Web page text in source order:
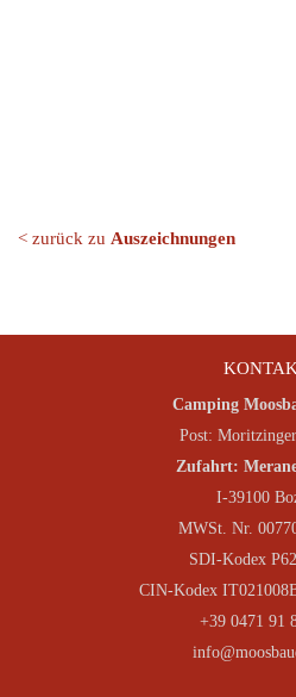
< zurück zu Auszeichnungen
Camping
Post:
Zufahrt:
I-39100
MWSt. Nr.
SDI-Kodex
CIN-Kodex
+39 0471 91